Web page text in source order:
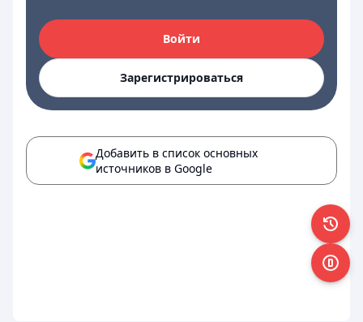
Войти
Зарегистрироваться
Добавить в список основных
источников в Google